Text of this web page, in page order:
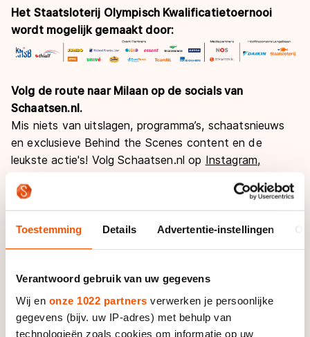
Toestemming Details Advertentie-instellingen
Verantwoord gebruik van uw gegevens
Wij en onze 1022 partners verwerken je persoonlijke
gegevens (bijv. uw IP-adres) met behulp van
technologieën zoals cookies om informatie op uw
Het Staatsloterij Olympisch Kwalificatietoernooi
wordt mogelijk gemaakt door:
Volg de route naar Milaan op de socials van
Schaatsen.nl.
Mis niets van uitslagen, programma’s, schaatsnieuws
en exclusieve Behind the Scenes content en de
leukste actie's! Volg Schaatsen.nl op Instagram,
Informatie
Deelnemers-overzichten
Overzicht Deelnemers Vrouwen per
Programma